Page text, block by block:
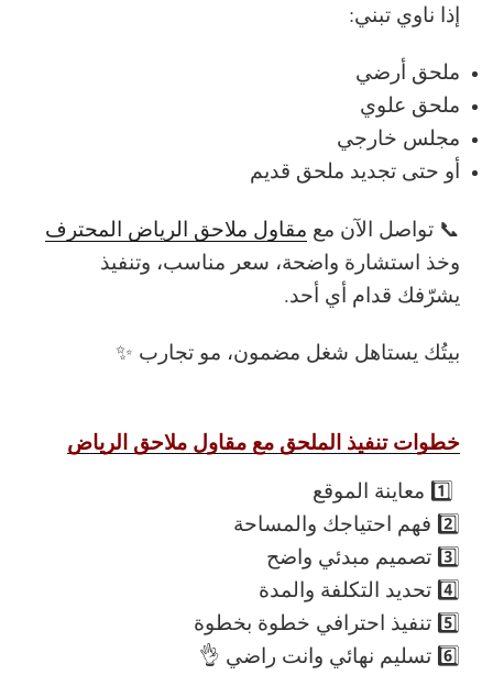
إذا ناوي تبني:
ملحق أرضي
ملحق علوي
مجلس خارجي
أو حتى تجديد ملحق قديم
📞 تواصل الآن مع مقاول ملاحق الرياض المحترف
وخذ استشارة واضحة، سعر مناسب، وتنفيذ
يشرّفك قدام أي أحد.
بيتُك يستاهل شغل مضمون، مو تجارب ✨
خطوات تنفيذ الملحق مع مقاول ملاحق الرياض
2️⃣ فهم احتياجك والمساحة
3️⃣ تصميم مبدئي واضح
4️⃣ تحديد التكلفة والمدة
5️⃣ تنفيذ احترافي خطوة بخطوة
6️⃣ تسليم نهائي وانت راضي 👌